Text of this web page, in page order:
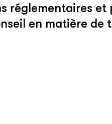
réglementaires et
en matière de